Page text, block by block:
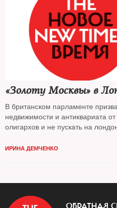
«Золоту Москвы» в
В британском парламенте
недвижимости и антиквариата
олигархов и не пускать на
ИРИНА ДЕМЧЕНКО
ОБРАТНАЯ